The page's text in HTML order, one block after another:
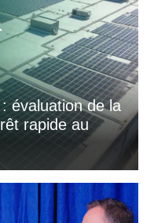
évaluation de la
rapide au